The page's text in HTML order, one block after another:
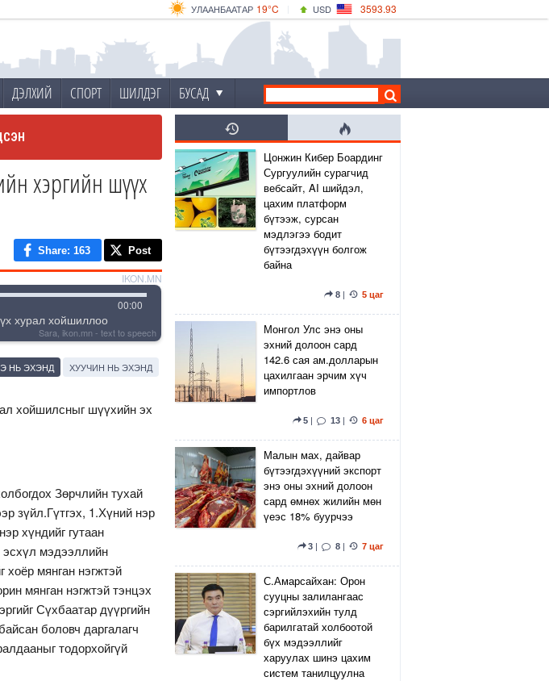
19°C
УЛААНБААТАР
21°C
ДАРХАН
18°C
ЭРДЭНЭТ
USD 3593.93
4149.01
ДЭЛХИЙ СПОРТ ШИЛДЭГ БУСАД
хэргийн шүүх
Share: 163 Post
IKON.MN
00:00
хурал хойшиллоо
Sara, ikon.mn - text to speech
НЬ ЭХЭНД ХУУЧИН НЬ ЭХЭНД
хойшилсныг шүүхийн эх
Зөрчлийн тухай
зүйл.Гүтгэх, 1.Хүний нэр
хүндийг гутаан
мэдээллийн
хоёр мянган нэгжтэй
мянган нэгжтэй тэнцэх
Сүхбаатар дүүргийн
боловч даргалагч
тодорхойгүй
Цонжин Кибер Боардинг
Сургуулийн сурагчид
вебсайт, AI шийдэл,
цахим платформ
бүтээж, сурсан
мэдлэгээ бодит
бүтээгдэхүүн болгож
байна
8| 5 цаг
Монгол Улс энэ оны
эхний долоон сард
142.6 сая ам.долларын
цахилгаан эрчим хүч
импортлов
5 | 13 | 6 цаг
Малын мах, дайвар
бүтээгдэхүүний экспорт
энэ оны эхний долоон
сард өмнөх жилийн мөн
үеэс 18% буурчээ
3 | 8 | 7 цаг
С.Амарсайхан: Орон
сууцны залилангаас
сэргийлэхийн тулд
барилгатай холбоотой
бүх мэдээллийг
харуулах шинэ цахим
систем танилцуулна